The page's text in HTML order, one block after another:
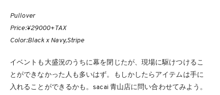
Pullover
Price:¥29000+TAX
Color:Black x Navy,Stripe
イベントも大盛況のうちに幕を閉じたが、現場に駆けつけるこ
とができなかった人も多いはず。もしかしたらアイテムは手に
入れることができるかも。sacai 青山店に問い合わせてみよう。